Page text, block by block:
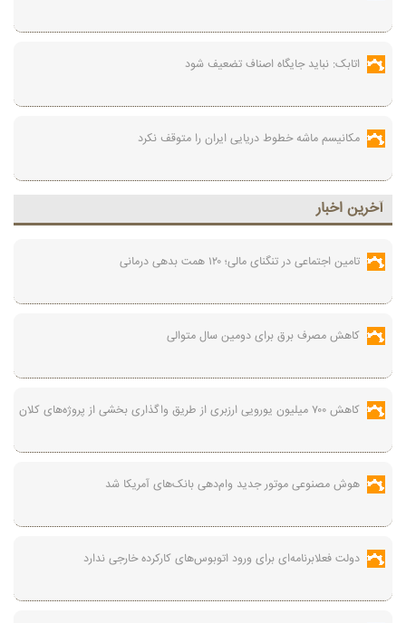
اتابک: نباید جایگاه اصناف تضعیف شود
مکانیسم ماشه خطوط دریایی ایران را متوقف نکرد
آخرين اخبار
تامین اجتماعی در تنگنای مالی؛ ۱۲۰ همت بدهی درمانی
کاهش مصرف برق برای دومین سال متوالی
کاهش ۷۰۰ میلیون یورویی ارزبری از طریق واگذاری بخشی از پروژه‌های کلان
هوش مصنوعی موتور جدید وام‌دهی بانک‌های آمریکا شد
دولت فعلابرنامه‌ای برای ورود اتوبوس‌های کارکرده خارجی ندارد